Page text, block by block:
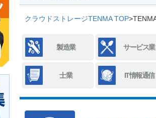
クラウドストレージTENMA TOP>
製造業 サービス業
士業 IT情報通信